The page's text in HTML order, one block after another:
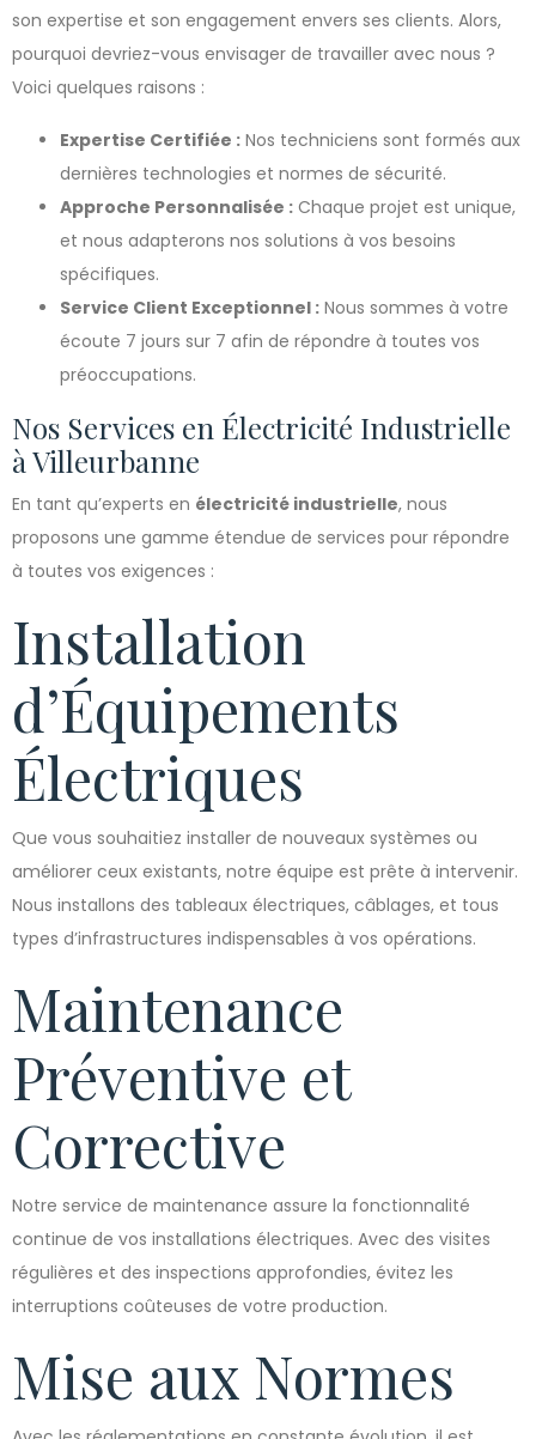
son expertise et son engagement envers ses clients. Alors,
pourquoi devriez-vous envisager de travailler avec nous ?
Voici quelques raisons :
Expertise Certifiée : Nos techniciens sont formés aux
dernières technologies et normes de sécurité.
Approche Personnalisée : Chaque projet est unique,
et nous adapterons nos solutions à vos besoins
spécifiques.
Service Client Exceptionnel : Nous sommes à votre
écoute 7 jours sur 7 afin de répondre à toutes vos
préoccupations.
Nos Services en Électricité Industrielle
à Villeurbanne
En tant qu’experts en électricité industrielle, nous
proposons une gamme étendue de services pour répondre
à toutes vos exigences :
Installation
d’Équipements
Électriques
Que vous souhaitiez installer de nouveaux systèmes ou
améliorer ceux existants, notre équipe est prête à intervenir.
Nous installons des tableaux électriques, câblages, et tous
types d’infrastructures indispensables à vos opérations.
Maintenance
Préventive et
Corrective
Notre service de maintenance assure la fonctionnalité
continue de vos installations électriques. Avec des visites
régulières et des inspections approfondies, évitez les
interruptions coûteuses de votre production.
Mise aux Normes